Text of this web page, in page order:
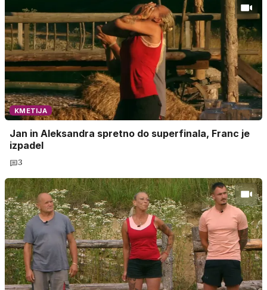
KMETIJA
Jan in Aleksandra spretno do superfinala, Franc je
izpadel
3